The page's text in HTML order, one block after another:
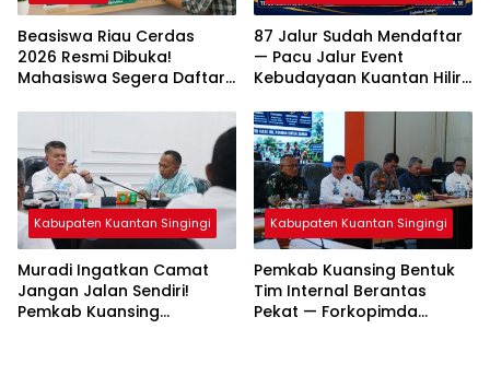
Beasiswa Riau Cerdas
2026 Resmi Dibuka!
Mahasiswa Segera Daftar
Jadwalnya
87 Jalur Sudah Mendaftar
— Pacu Jalur Event
Kebudayaan Kuantan Hilir
Rekor Peserta
Kabupaten Kuantan Singingi
Muradi Ingatkan Camat
Jangan Jalan Sendiri!
Pemkab Kuansing
Kabupaten Kuantan Singingi
Pemkab Kuansing Bentuk
Tim Internal Berantas
Pekat — Forkopimda